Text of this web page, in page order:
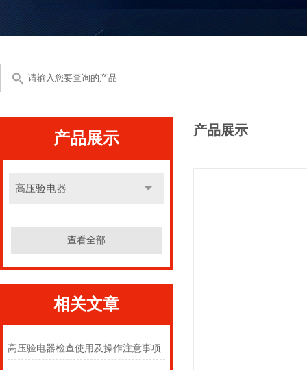
产品展示
高压验电器
查看全部
相关文章
高压验电器检查使用及操作注意事项
产品展示